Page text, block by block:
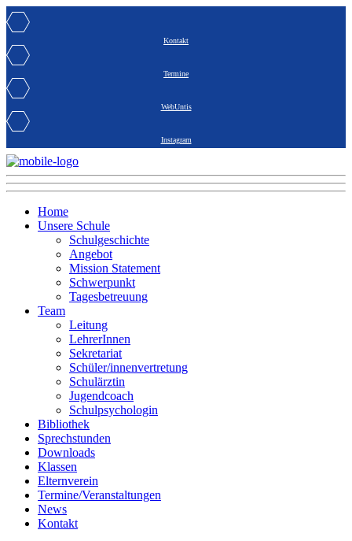
Kontakt
Termine
WebUntis
Instagram
Home
Unsere Schule
Schulgeschichte
Angebot
Mission Statement
Schwerpunkt
Tagesbetreuung
Team
Leitung
LehrerInnen
Sekretariat
Schüler/innenvertretung
Schulärztin
Jugendcoach
Schulpsychologin
Bibliothek
Sprechstunden
Downloads
Klassen
Elternverein
Termine/Veranstaltungen
News
Kontakt